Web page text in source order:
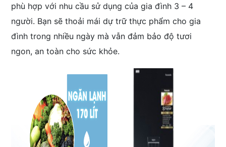
phù hợp với nhu cầu sử dụng của gia đình 3 – 4
người. Bạn sẽ thoải mái dự trữ thực phẩm cho gia
đình trong nhiều ngày mà vẫn đảm bảo độ tươi
ngon, an toàn cho sức khỏe.